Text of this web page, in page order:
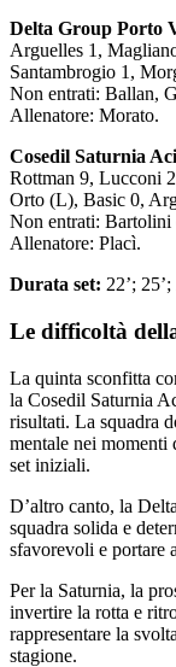
Delta Group Porto
Arguelles 1,
Santambrogio 1,
Non entrati: Ballan,
Allenatore: Morato.
Cosedil Saturnia
Rottman 9, Lucconi
Orto (L), Basic 0,
Non entrati: Bartolini
Allenatore: Placì.
Durata set: 22’; 25’;
Le difficoltà
La quinta sconfitta
la Cosedil Saturnia
risultati. La squadra
mentale nei momenti
set iniziali.
D’altro canto, la
squadra solida e
sfavorevoli e portare
Per la Saturnia, la
invertire la rotta e
rappresentare la
stagione.